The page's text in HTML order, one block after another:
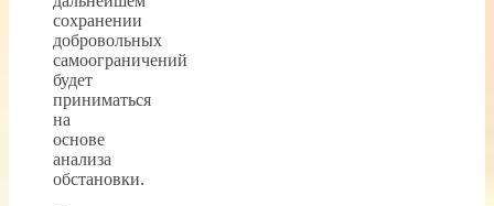
сохранении
добровольных
самоограничений
будет
приниматься
на
основе
анализа
обстановки.